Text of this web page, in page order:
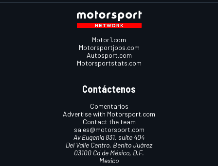
Motor1.com
Motorsportjobs.com
Autosport.com
Motorsportstats.com
Contáctenos
Comentarios
Advertise with Motorsport.com
Contact the team
sales@motorsport.com
Av Eugenia 831, suite 404
Del Valle Centro, Benito Juárez
03100 Cd de México, D.F.
Mexico